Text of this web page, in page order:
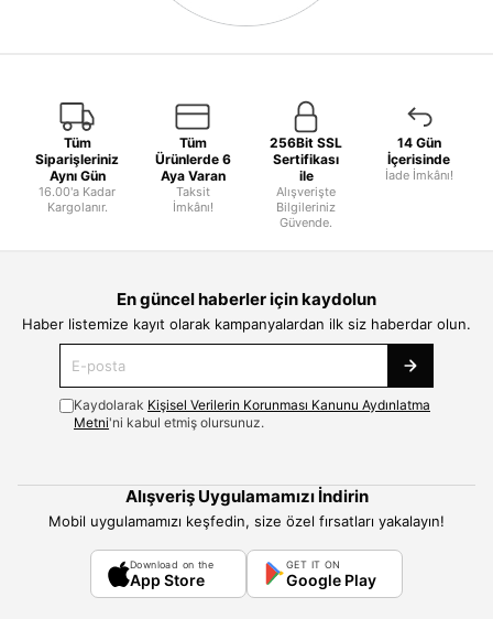
Tüm
Siparişleriniz
Aynı Gün
16.00'a Kadar
Kargolanır.
Tüm
Ürünlerde 6
Aya Varan
Taksit
İmkânı!
256Bit SSL
Sertifikası
ile
Alışverişte
Bilgileriniz
Güvende.
14 Gün
İçerisinde
İade İmkânı!
En güncel haberler için kaydolun
Haber listemize kayıt olarak kampanyalardan ilk siz haberdar olun.
Kaydolarak Kişisel Verilerin Korunması Kanunu Aydınlatma
Metni'ni kabul etmiş olursunuz.
Alışveriş Uygulamamızı İndirin
Mobil uygulamamızı keşfedin, size özel fırsatları yakalayın!
Download on the
App Store
GET IT ON
Google Play